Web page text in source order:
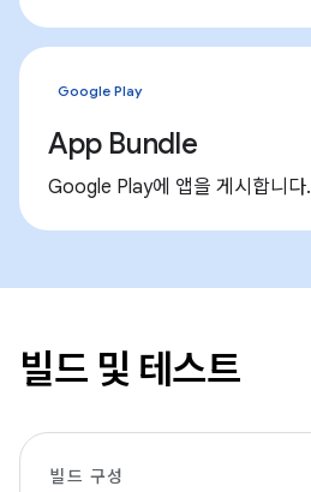
Google Play
App Bundle
Google Play에 앱을 게시합니다.
빌드 및 테스트
빌드 구성